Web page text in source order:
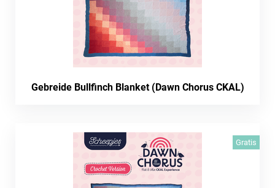
Gebreide Bullfinch Blanket (Dawn Chorus CKAL)
Gratis